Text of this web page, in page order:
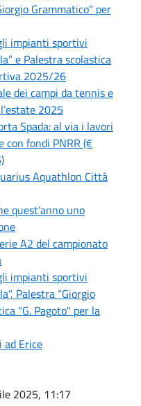
Grammatico" per
impianti sportivi
e Palestra scolastica
2025/26
dei campi da tennis e
2025
Spada: al via i lavori
con fondi PNRR (€
Aquathlon Città
quest’anno uno
A2 del campionato
impianti sportivi
Palestra “Giorgio
"G. Pagoto" per la
ad Erice
2025, 11:17